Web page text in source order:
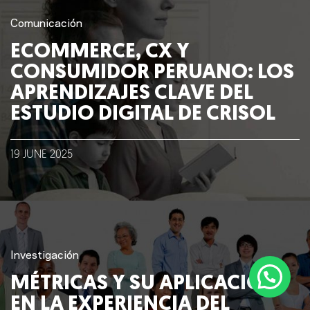
Lo que hacemos
Blog
Talento
Conversemos
Comunicación
ECOMMERCE, CX Y
CONSUMIDOR PERUANO: LOS
APRENDIZAJES CLAVE DEL
ESTUDIO DIGITAL DE CRISOL
19 JUNE 2025
Investigación
MÉTRICAS Y SU APLICACIÓN
EN LA EXPERIENCIA DEL